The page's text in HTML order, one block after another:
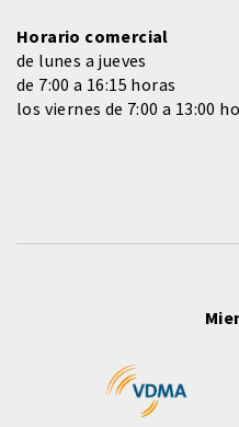
Horario comercial
de lunes a jueves
de 7:00 a 16:15 horas
los viernes de 7:00 a 13:00